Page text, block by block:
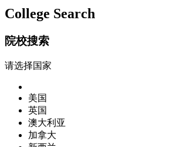
College Search
院校搜索
请选择国家
美国
英国
澳大利亚
加拿大